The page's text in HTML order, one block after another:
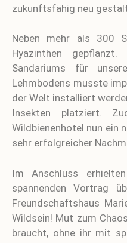
zukunftsfähig neu
Neben mehr als 300
Hyazinthen
Sandariums für
Lehmbodens musste
der Welt installiert
Insekten platziert.
Wildbienenhotel nun ein
sehr erfolgreicher
Im Anschluss
spannenden Vortrag
Freundschaftshaus
Wildsein! Mut zum
braucht, ohne ihr mit